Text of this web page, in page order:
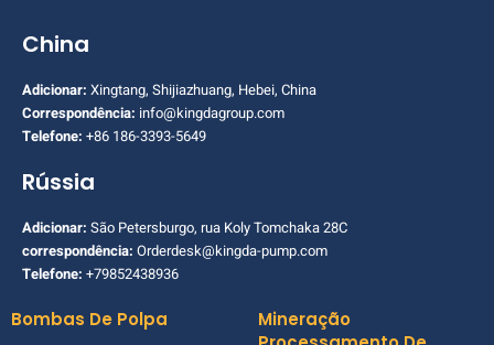
China
Adicionar: Xingtang, Shijiazhuang, Hebei, China
Correspondência: info@kingdagroup.com
Telefone: +86 186-3393-5649
Rússia
Adicionar: São Petersburgo, rua Koly Tomchaka 28C
correspondência: Orderdesk@kingda-pump.com
Telefone: +79852438936
Bombas De Polpa
Mineração